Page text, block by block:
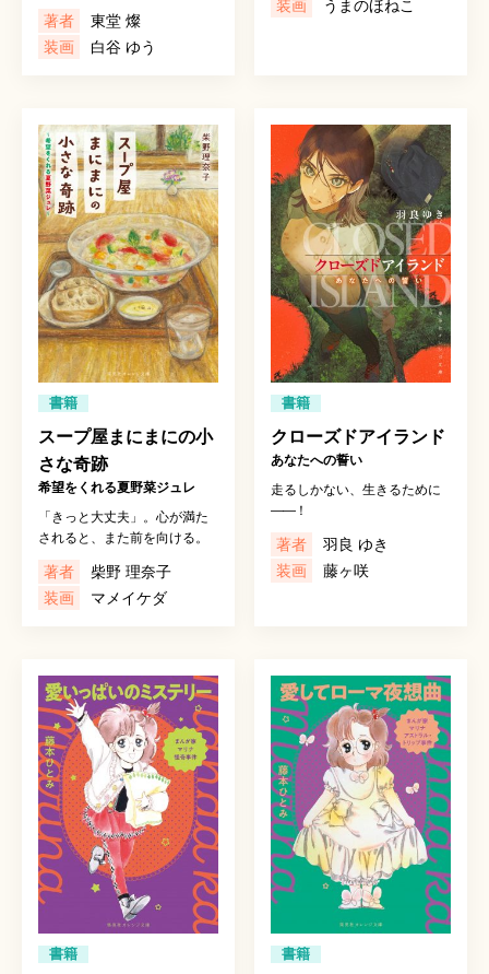
著者
東堂 燦
装画
白谷 ゆう
装画
うまのほねこ
書籍
スープ屋まにまにの小
さな奇跡
希望をくれる夏野菜ジュレ
「きっと大丈夫」。心が満た
されると、また前を向ける。
著者
柴野 理奈子
装画
マメイケダ
書籍
クローズドアイランド
あなたへの誓い
走るしかない、生きるために
――！
著者
羽良 ゆき
装画
藤ヶ咲
書籍 書籍